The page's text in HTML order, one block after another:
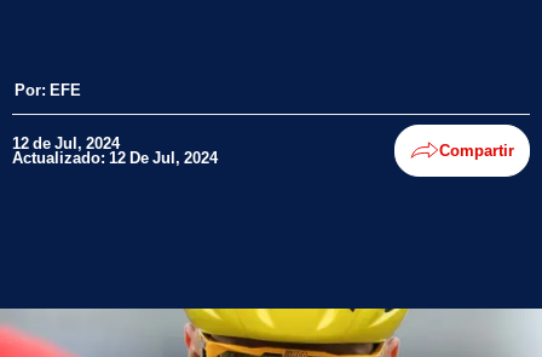
Por: EFE
12 de Jul, 2024
Actualizado: 12 De Jul, 2024 Compartir